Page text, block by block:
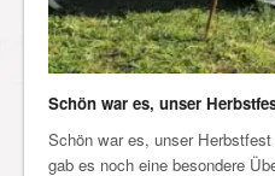
Schön war es, unser
Schön war es, unser
gab es noch eine besondere